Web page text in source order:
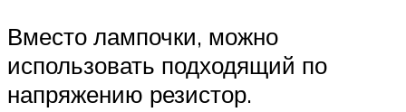
Вместо лампочки, можно
использовать подходящий по
напряжению резистор.